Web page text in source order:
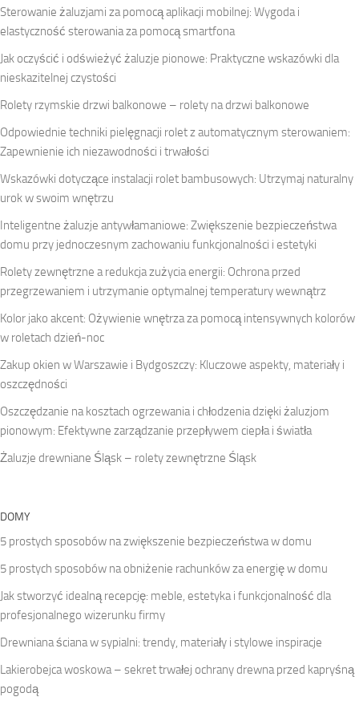
Sterowanie żaluzjami za pomocą aplikacji mobilnej: Wygoda i
elastyczność sterowania za pomocą smartfona
Jak oczyścić i odświeżyć żaluzje pionowe: Praktyczne wskazówki dla
nieskazitelnej czystości
Rolety rzymskie drzwi balkonowe – rolety na drzwi balkonowe
Odpowiednie techniki pielęgnacji rolet z automatycznym sterowaniem:
Zapewnienie ich niezawodności i trwałości
Wskazówki dotyczące instalacji rolet bambusowych: Utrzymaj naturalny
urok w swoim wnętrzu
Inteligentne żaluzje antywłamaniowe: Zwiększenie bezpieczeństwa
domu przy jednoczesnym zachowaniu funkcjonalności i estetyki
Rolety zewnętrzne a redukcja zużycia energii: Ochrona przed
przegrzewaniem i utrzymanie optymalnej temperatury wewnątrz
Kolor jako akcent: Ożywienie wnętrza za pomocą intensywnych kolorów
w roletach dzień-noc
Zakup okien w Warszawie i Bydgoszczy: Kluczowe aspekty, materiały i
oszczędności
Oszczędzanie na kosztach ogrzewania i chłodzenia dzięki żaluzjom
pionowym: Efektywne zarządzanie przepływem ciepła i światła
Żaluzje drewniane Śląsk – rolety zewnętrzne Śląsk
DOMY
5 prostych sposobów na zwiększenie bezpieczeństwa w domu
5 prostych sposobów na obniżenie rachunków za energię w domu
Jak stworzyć idealną recepcję: meble, estetyka i funkcjonalność dla
profesjonalnego wizerunku firmy
Drewniana ściana w sypialni: trendy, materiały i stylowe inspiracje
Lakierobejca woskowa – sekret trwałej ochrany drewna przed kapryśną
pogodą